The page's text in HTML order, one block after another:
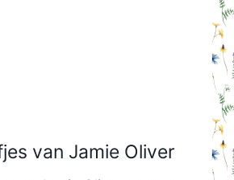
van Jamie Oliver